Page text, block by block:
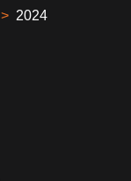
> 2024